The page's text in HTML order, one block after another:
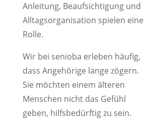
Anleitung, Beaufsichtigung und
Alltagsorganisation spielen eine
Rolle.
Wir bei senioba erleben häufig,
dass Angehörige lange zögern.
Sie möchten einem älteren
Menschen nicht das Gefühl
geben, hilfsbedürftig zu sein.